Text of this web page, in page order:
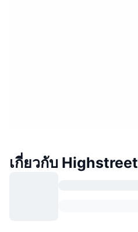
เกี่ยวกับ Highstreet